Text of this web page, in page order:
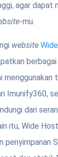
agar dapat
-mu.
website
berbagai
menggunakan
Imunify360,
dari
itu, Wide
penyimpanan